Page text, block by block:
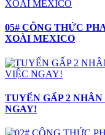
05# CÔNG THỨC
XOÀI MEXICO
TUYỂN GẤP 2
NGAY!